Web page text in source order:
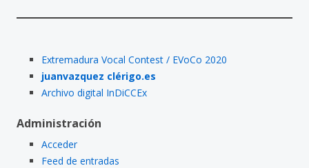
Extremadura Vocal Contest / EVoCo 2020
juanvazquez clérigo.es
Archivo digital InDiCCEx
Administración
Acceder
Feed de entradas